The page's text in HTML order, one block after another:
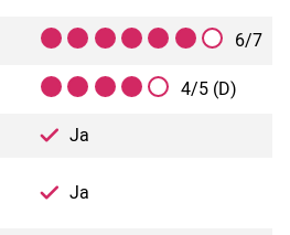
6/7
4/5 (D)
Ja
Ja